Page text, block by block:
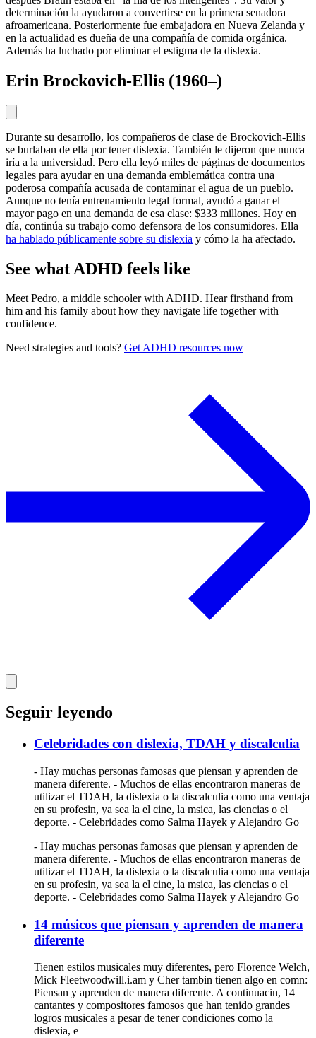
determinación la ayudaron a convertirse en la primera senadora
afroamericana. Posteriormente fue embajadora en Nueva Zelanda y
en la actualidad es dueña de una compañía de comida orgánica.
Además ha luchado por eliminar el estigma de la dislexia.
Erin Brockovich-Ellis (1960–)
Durante su desarrollo, los compañeros de clase de Brockovich-Ellis
se burlaban de ella por tener dislexia. También le dijeron que nunca
iría a la universidad. Pero ella leyó miles de páginas de documentos
legales para ayudar en una demanda emblemática contra una
poderosa compañía acusada de contaminar el agua de un pueblo.
Aunque no tenía entrenamiento legal formal, ayudó a ganar el
mayor pago en una demanda de esa clase: $333 millones. Hoy en
día, continúa su trabajo como defensora de los consumidores. Ella
ha hablado públicamente sobre su dislexia y cómo la ha afectado.
See what ADHD feels like
Meet Pedro, a middle schooler with ADHD. Hear firsthand from
him and his family about how they navigate life together with
confidence.
Need strategies and tools? Get ADHD resources now
Seguir leyendo
Celebridades con dislexia, TDAH y discalculia
- Hay muchas personas famosas que piensan y aprenden de
manera diferente. - Muchos de ellas encontraron maneras de
utilizar el TDAH, la dislexia o la discalculia como una ventaja
en su profesin, ya sea la el cine, la msica, las ciencias o el
deporte. - Celebridades como Salma Hayek y Alejandro Go
- Hay muchas personas famosas que piensan y aprenden de
manera diferente. - Muchos de ellas encontraron maneras de
utilizar el TDAH, la dislexia o la discalculia como una ventaja
en su profesin, ya sea la el cine, la msica, las ciencias o el
deporte. - Celebridades como Salma Hayek y Alejandro Go
14 músicos que piensan y aprenden de manera
diferente
Tienen estilos musicales muy diferentes, pero Florence Welch,
Mick Fleetwoodwill.i.am y Cher tambin tienen algo en comn:
Piensan y aprenden de manera diferente. A continuacin, 14
cantantes y compositores famosos que han tenido grandes
logros musicales a pesar de tener condiciones como la
dislexia, e